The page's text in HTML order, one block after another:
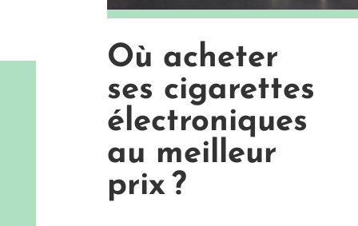
Où acheter
ses cigarettes
électroniques
au meilleur
prix ?